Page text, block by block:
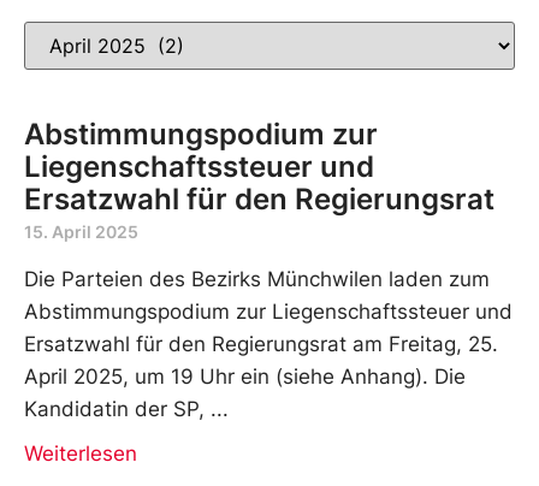
Abstimmungspodium zur
Liegenschaftssteuer und
Ersatzwahl für den Regierungsrat
15. April 2025
Die Parteien des Bezirks Münchwilen laden zum
Abstimmungspodium zur Liegenschaftssteuer und
Ersatzwahl für den Regierungsrat am Freitag, 25.
April 2025, um 19 Uhr ein (siehe Anhang). Die
Kandidatin der SP,
Weiterlesen